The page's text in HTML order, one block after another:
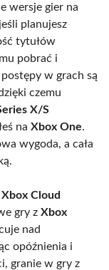
wersje gier na
planujesz
tytułów
pobrać i
w grach są
czemu
X/S
na Xbox One.
wygoda, a cała
Xbox Cloud
gry z Xbox
nad
opóźnienia i
granie w gry z